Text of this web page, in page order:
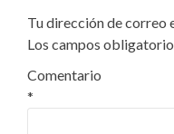
Tu dirección de correo
Los campos
Comentario
*